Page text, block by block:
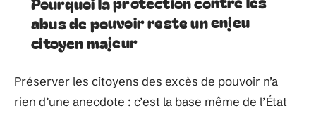
abus de pouvoir reste un enjeu
citoyen majeur
Préserver les citoyens des excès de pouvoir n’a
rien d’une anecdote : c’est la base même de l’État